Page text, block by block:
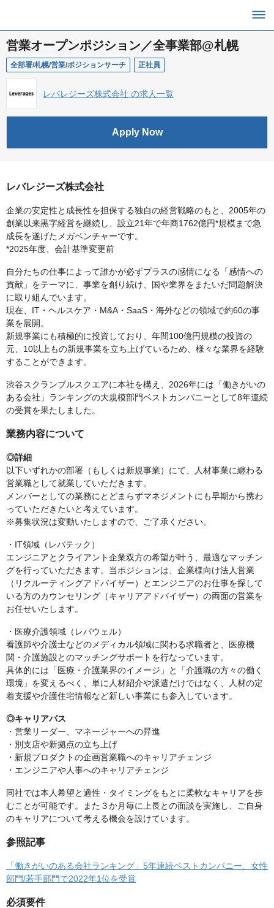
営業オープンポジション／全事業部@札幌
全部署/札幌/営業/ポジションサーチ 正社員
レバレジーズ株式会社 の求人一覧
Apply Now
レバレジーズ株式会社
企業の安定性と成長性を担保する独自の経営戦略のもと、2005年の
創業以来黒字経営を継続し、設立21年で年商1762億円*規模まで急
成長を遂げたメガベンチャーです。
*2025年度、会計基準変更前
自分たちの仕事によって誰かが必ずプラスの感情になる「感情への
貢献」をテーマに、事業を創り続け、国や業界をまたいだ問題解決
に取り組んでいます。
現在、IT・ヘルスケア・M&A・SaaS・海外などの領域で約60の事
業を展開。
新規事業にも積極的に投資しており、年間100億円規模の投資の
元、10以上もの新規事業を立ち上げているため、様々な業界を経験
することができます。
渋谷スクランブルスクエアに本社を構え、2026年には「働きがいの
ある会社」ランキングの大規模部門ベストカンパニーとして8年連続
の受賞を果たしました。
業務内容について
◎詳細
以下いずれかの部署（もしくは新規事業）にて、人材事業に纏わる
営業職として就業していただきます。
メンバーとしての業務にとどまらずマネジメントにも早期から携わ
っていただきたいと考えています。
※募集状況は変動いたしますので、ご了承ください。
・IT領域（レバテック）
エンジニアとクライアント企業双方の希望が叶う、最適なマッチン
グを行っていただきます。当ポジションは、企業様向け法人営業
（リクルーティングアドバイザー）とエンジニアのお仕事を探して
いる方のカウンセリング（キャリアアドバイザー）の両面の営業を
お任せいたします。
・医療介護領域（レバウェル）
看護師や介護士などのメディカル領域に関わる求職者と、医療機
関・介護施設とのマッチングサポートを行なっています。
具体的には「医療・介護業界のイメージ」と「介護職の方々の働く
環境」を変えるべく、単に人材紹介や派遣だけではなく、人材の定
着支援や介護住宅情報など新しい事業にも参入しています。
◎キャリアパス
・営業リーダー、マネージャーへの昇進
・別支店や新拠点の立ち上げ
・新規プロダクトの企画営業職へのキャリアチェンジ
・エンジニアや人事へのキャリアチェンジ
同社では本人希望と適性・タイミングをもとに柔軟なキャリアを歩
むことが可能です。また３か月毎に上長との面談を実施し、ご自身
のキャリアについて考える機会を設けています。
参照記事
「働きがいのある会社ランキング」5年連続ベストカンパニー、女性
部門/若手部門で2022年1位を受賞
必須要件